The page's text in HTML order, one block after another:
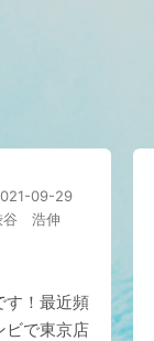
09-29
谷 浩伸
す！最近頻
ビで東京店